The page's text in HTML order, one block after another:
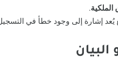
.
إشارة إلى وجود خطأ في التسجيل